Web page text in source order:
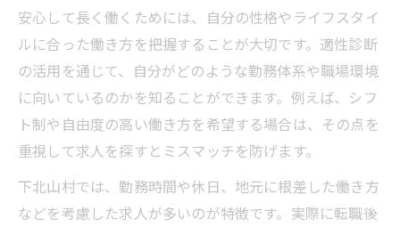
安心して長く働くためには、自分の性格やライフスタイ
ルに合った働き方を把握することが大切です。適性診断
の活用を通じて、自分がどのような勤務体系や職場環境
に向いているのかを知ることができます。例えば、シフ
ト制や自由度の高い働き方を希望する場合は、その点を
重視して求人を探すとミスマッチを防げます。
下北山村では、勤務時間や休日、地元に根差した働き方
などを考慮した求人が多いのが特徴です。実際に転職後